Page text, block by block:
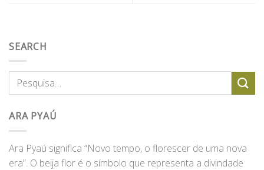
SEARCH
ARA PYAÚ
Ara Pyaú significa “Novo tempo, o florescer de uma nova
era”. O beija flor é o símbolo que representa a divindade